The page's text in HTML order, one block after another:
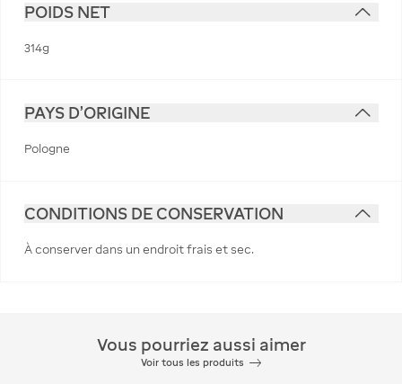
POIDS NET
314g
PAYS D'ORIGINE
Pologne
CONDITIONS DE CONSERVATION
À conserver dans un endroit frais et sec.
Vous pourriez aussi aimer
Voir tous les produits